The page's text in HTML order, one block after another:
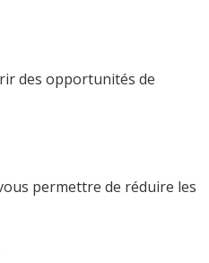
des opportunités de
permettre de réduire les